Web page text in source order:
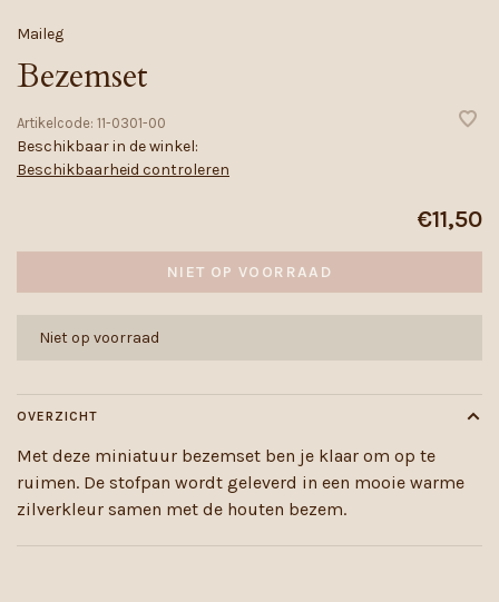
Maileg
Bezemset
Artikelcode: 11-0301-00
Beschikbaar in de winkel:
Beschikbaarheid controleren
€11,50
NIET OP VOORRAAD
Niet op voorraad
OVERZICHT
Met deze miniatuur bezemset ben je klaar om op te
ruimen. De stofpan wordt geleverd in een mooie warme
zilverkleur samen met de houten bezem.